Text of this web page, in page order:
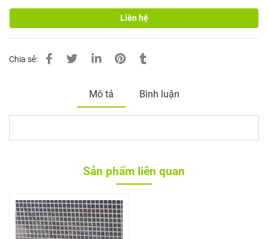
Liên hệ
Chia sẻ:
Mô tả Bình luận
Sản phẩm liên quan